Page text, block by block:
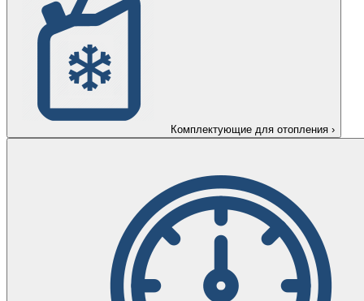
Комплектующие для отопления ›